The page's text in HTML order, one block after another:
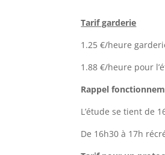
Tarif garderie
1.25 €/heure
1.88 €/heure pour
Rappel
L’étude se tient de
De 16h30 à 17h